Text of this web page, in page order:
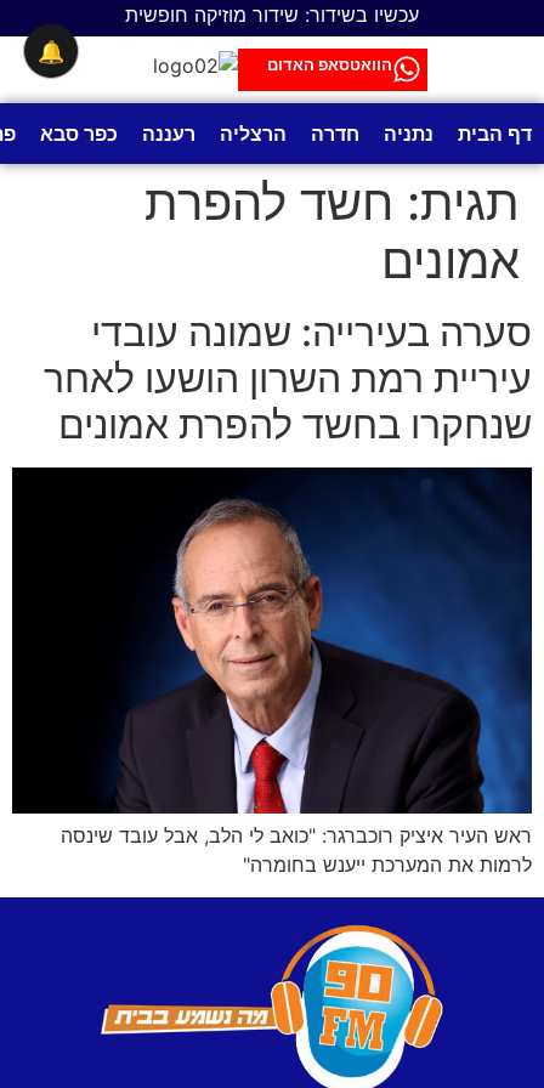
עכשיו בשידור: שידור מוזיקה חופשית
הוואטסאפ האדום
דף הבית נתניה חדרה הרצליה רעננה כפר סבא
תגית: חשד להפרת
אמונים
סערה בעירייה: שמונה עובדי
עיריית רמת השרון הושעו לאחר
שנחקרו בחשד להפרת אמונים
ראש העיר איציק רוכברגר: "כואב לי הלב, אבל עובד שינסה
לרמות את המערכת ייענש בחומרה"
🔔